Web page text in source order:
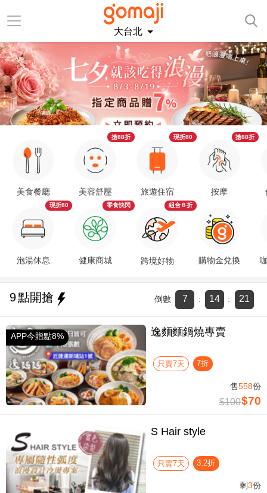
大台北
美食餐廳
泡湯休息
現折80
美容舒壓
搶88折
健康商城
零食快閃
旅遊住宿
現折80
跨境好物
組合８折
按摩
搶88折
購物金兌換
9點開搶 倒數 7 : 14 : 20
APP今贈點8% 逸麵麵鍋燒專賣
只賣7天 7折
售558份
$100$70
S Hair style
只賣7天 3.2折
剩3份